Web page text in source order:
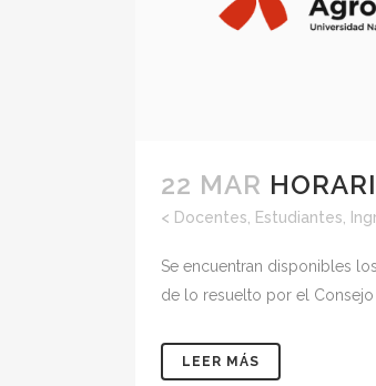
22 MAR
< Docentes, Estudiantes,
Se encuentran disponibles
de lo resuelto por el Consejo
LEER MÁS